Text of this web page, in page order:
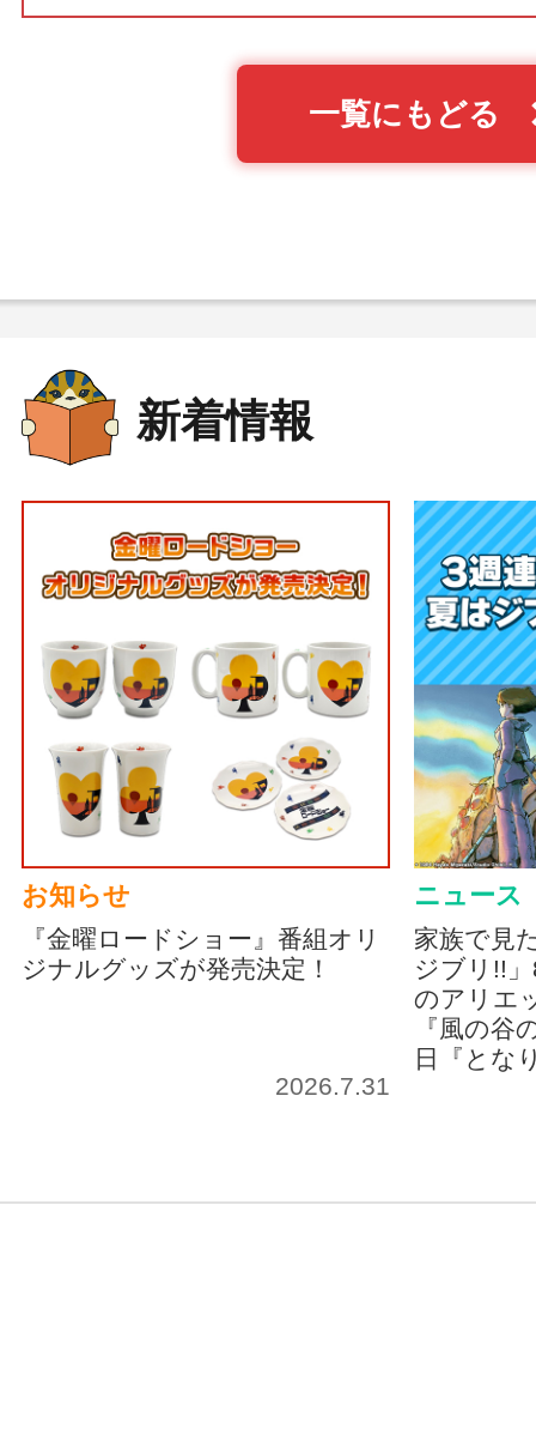
一覧にもどる
新着情報
お知らせ
『金曜ロードショー』番組オリ
ジナルグッズが発売決定！
2026.7.31
ニュース
家族で見
ジブリ!!
のアリエ
『風の谷
日『とな